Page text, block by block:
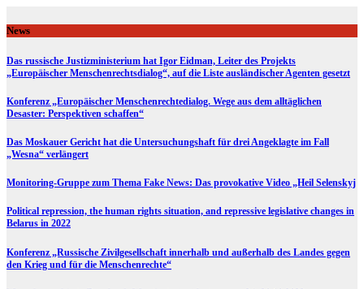
to
content
News
Das russische Justizministerium hat Igor Eidman, Leiter des Projekts
„Europäischer Menschenrechtsdialog“, auf die Liste ausländischer Agenten gesetzt
Konferenz „Europäischer Menschenrechtedialog. Wege aus dem alltäglichen
Desaster: Perspektiven schaffen“
Das Moskauer Gericht hat die Untersuchungshaft für drei Angeklagte im Fall
„Wesna“ verlängert
Monitoring-Gruppe zum Thema Fake News: Das provokative Video „Heil Selenskyj
Political repression, the human rights situation, and repressive legislative changes in
Belarus in 2022
Konferenz „Russische Zivilgesellschaft innerhalb und außerhalb des Landes gegen
den Krieg und für die Menschenrechte“